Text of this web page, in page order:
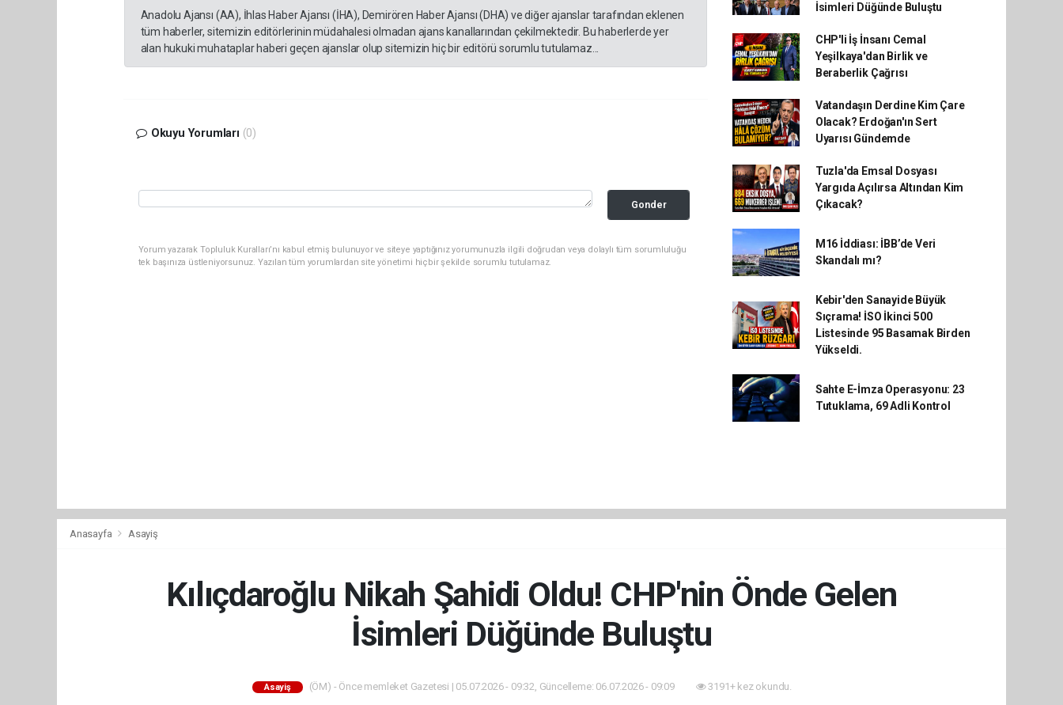
Anadolu Ajansı (AA), İhlas Haber Ajansı (İHA), Demirören Haber Ajansı (DHA) ve diğer ajanslar tarafından eklenen
tüm haberler, sitemizin editörlerinin müdahalesi olmadan ajans kanallarından çekilmektedir. Bu haberlerde yer
alan hukuki muhataplar haberi geçen ajanslar olup sitemizin hiç bir editörü sorumlu tutulamaz...
Okuyu Yorumları (0)
Gonder
Yorum yazarak Topluluk Kuralları’nı kabul etmiş bulunuyor ve siteye yaptığınız yorumunuzla ilgili doğrudan veya dolaylı tüm sorumluluğu
tek başınıza üstleniyorsunuz. Yazılan tüm yorumlardan site yönetimi hiçbir şekilde sorumlu tutulamaz.
İsimleri Düğünde Buluştu
CHP'li İş İnsanı Cemal
Yeşilkaya'dan Birlik ve
Beraberlik Çağrısı
Vatandaşın Derdine Kim Çare
Olacak? Erdoğan'ın Sert
Uyarısı Gündemde
Tuzla'da Emsal Dosyası
Yargıda Açılırsa Altından Kim
Çıkacak?
M16 İddiası: İBB’de Veri
Skandalı mı?
Kebir'den Sanayide Büyük
Sıçrama! İSO İkinci 500
Listesinde 95 Basamak Birden
Yükseldi.
Sahte E-İmza Operasyonu: 23
Tutuklama, 69 Adli Kontrol
Anasayfa Asayiş
Kılıçdaroğlu Nikah Şahidi Oldu! CHP'nin Önde Gelen
İsimleri Düğünde Buluştu
Asayiş (ÖM) - Önce memleket Gazetesi | 05.07.2026 - 09:32, Güncelleme: 06.07.2026 - 09:09 3191+ kez okundu.